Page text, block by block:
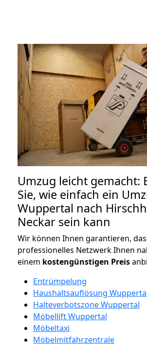
Umzug leicht gemacht:
Sie, wie einfach ein
Wuppertal nach
Neckar sein kann
Wir können Ihnen garantieren,
professionelles Netzwerk Ihnen
einem kostengünstigen Preis
Entrümpelung
Haushaltsauflösung
Halteverbotszone Wuppertal
Möbellift Wuppertal
Möbeltaxi
Möbelmitfahrzentrale